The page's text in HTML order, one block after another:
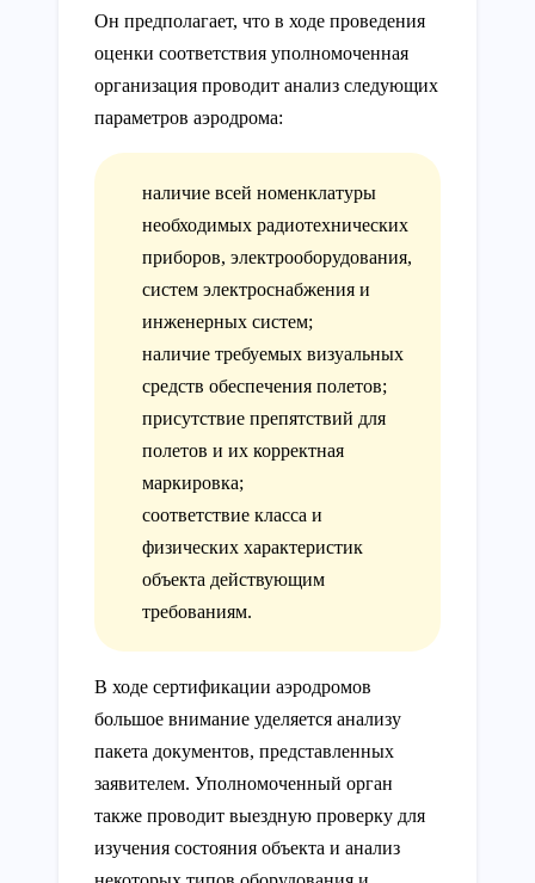
Он предполагает, что в ходе проведения
оценки соответствия уполномоченная
организация проводит анализ следующих
параметров аэродрома:
наличие всей номенклатуры
необходимых радиотехнических
приборов, электрооборудования,
систем электроснабжения и
инженерных систем;
наличие требуемых визуальных
средств обеспечения полетов;
присутствие препятствий для
полетов и их корректная
маркировка;
соответствие класса и
физических характеристик
объекта действующим
требованиям.
В ходе сертификации аэродромов
большое внимание уделяется анализу
пакета документов, представленных
заявителем. Уполномоченный орган
также проводит выездную проверку для
изучения состояния объекта и анализ